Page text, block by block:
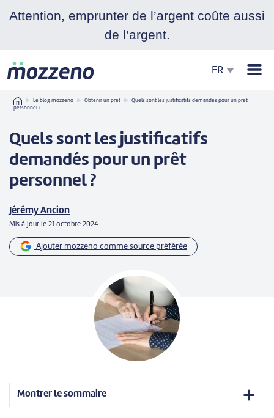
Attention, emprunter de l’argent coûte aussi
de l’argent.
FR
Home
Le blog mozzeno Obtenir un prêt
Quels sont les justificatifs demandés pour un prêt
personnel ?
Quels sont les justificatifs
demandés pour un prêt
personnel ?
Jérémy Ancion
Mis à jour le 21 octobre 2024
Ajouter mozzeno comme source préférée
Montrer le sommaire